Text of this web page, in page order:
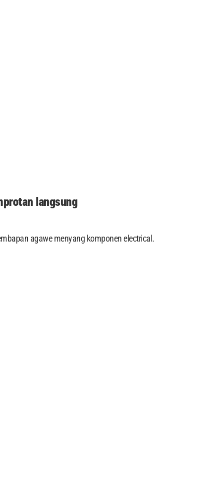
langsung
agawe menyang komponen electrical.